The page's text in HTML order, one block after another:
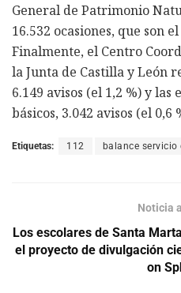
General de Patrimonio
16.532 ocasiones, que son
Finalmente, el Centro
la Junta de Castilla y León
6.149 avisos (el 1,2 %) y las
básicos, 3.042 avisos (el 0,6
Etiquetas: 112 balance servicio
Noticia
Los escolares de Santa
el proyecto de divulgación
on